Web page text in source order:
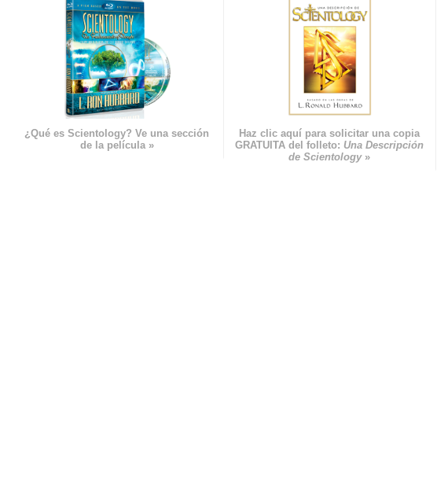
¿Qué es Scientology? Ve una sección
de la película »
Haz clic aquí para solicitar una copia
GRATUITA del folleto: Una Descripción
de Scientology»